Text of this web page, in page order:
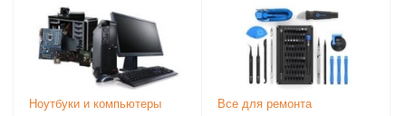
Ноутбуки и компьютеры Все для ремонта